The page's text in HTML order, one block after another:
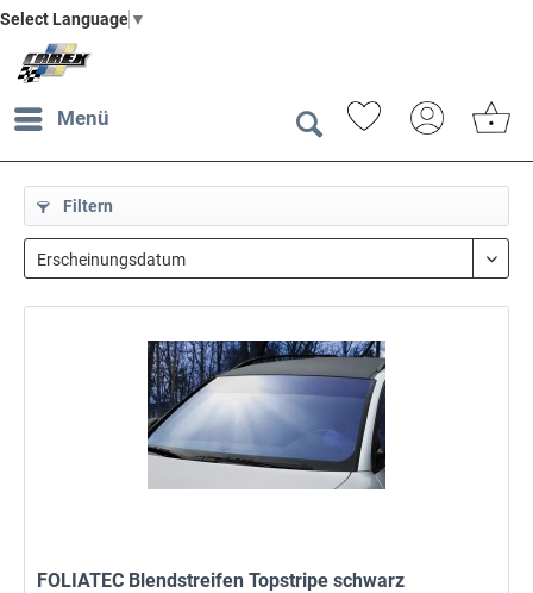
Select Language ▼
Menü
Filtern
FOLIATEC Blendstreifen Topstripe schwarz